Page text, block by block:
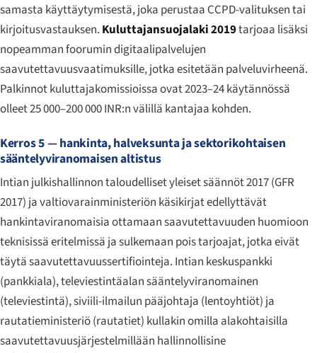
samasta käyttäytymisestä, joka perustaa CCPD-valituksen tai
kirjoitusvastauksen. Kuluttajansuojalaki 2019tarjoaa lisäksi
nopeamman foorumin digitaalipalvelujen
saavutettavuusvaatimuksille, jotka esitetään palveluvirheenä.
Palkinnot kuluttajakomissioissa ovat 2023–24 käytännössä
olleet 25 000–200 000 INR:n välillä kantajaa kohden.
Kerros 5 — hankinta, halveksunta ja sektorikohtaisen
sääntelyviranomaisen altistus
Intian julkishallinnon taloudelliset yleiset säännöt 2017 (GFR
2017) ja valtiovarainministeriön käsikirjat edellyttävät
hankintaviranomaisia ottamaan saavutettavuuden huomioon
teknisissä eritelmissä ja sulkemaan pois tarjoajat, jotka eivät
täytä saavutettavuussertifiointeja. Intian keskuspankki
(pankkiala), televiestintäalan sääntelyviranomainen
(televiestintä), siviili-ilmailun pääjohtaja (lentoyhtiöt) ja
rautatieministeriö (rautatiet) kullakin omilla alakohtaisilla
saavutettavuusjärjestelmillään hallinnollisine